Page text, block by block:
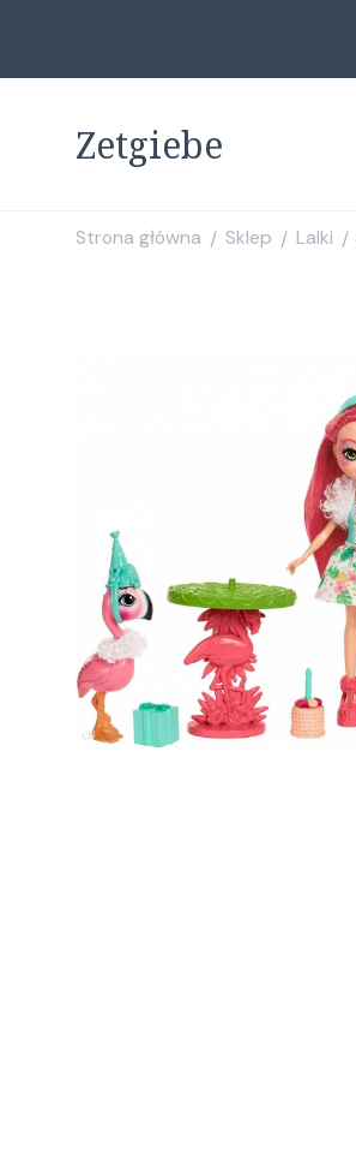
Zetgiebe
Strona główna / Sklep / Lalki /